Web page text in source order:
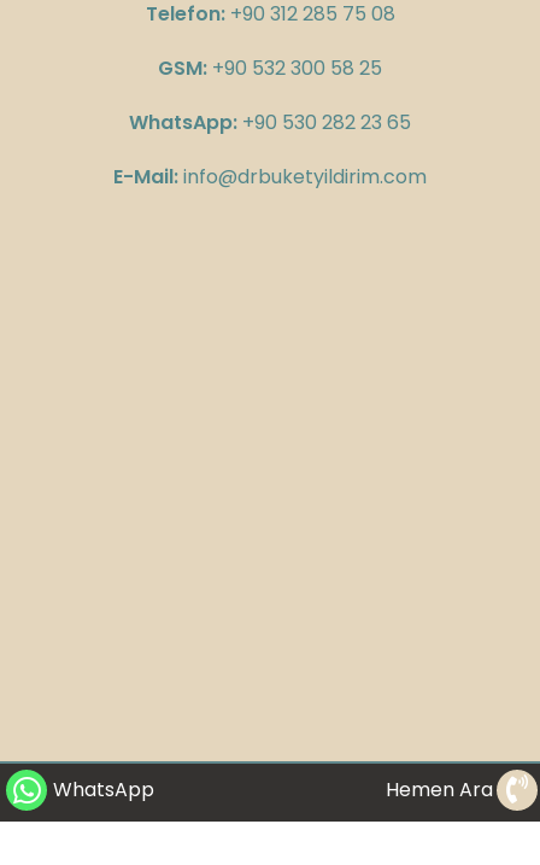
Telefon: +90 312 285 75 08
GSM: +90 532 300 58 25
WhatsApp: +90 530 282 23 65
E-Mail:info@drbuketyildirim.com
WhatsApp Hemen Ara